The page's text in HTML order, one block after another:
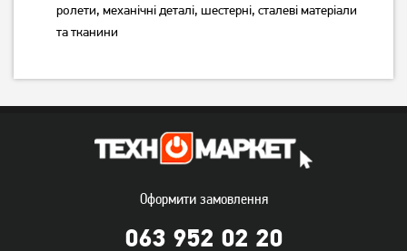
The Pink Stuff The Miracle
Засіб Well Done для
229грн
Немає в наявності
ролети, механічні деталі, шестерні, сталеві матеріали
та тканини
Оформити замовлення
063 952 02 20